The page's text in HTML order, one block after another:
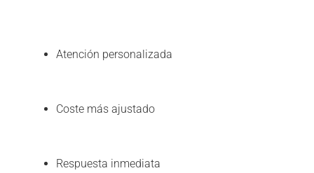
Atención personalizada
Coste más ajustado
Respuesta inmediata